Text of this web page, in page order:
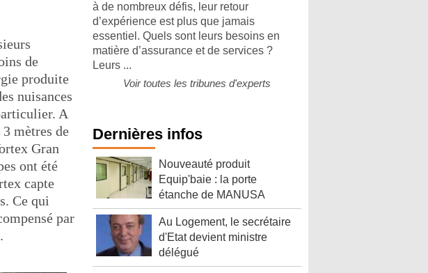
de
produite
nuisances
A
mètres de
Gran
ont été
capte
Ce qui
par
à de nombreux défis, leur retour
d’expérience est plus que jamais
essentiel. Quels sont leurs besoins en
matière d’assurance et de services ?
Leurs ...
Voir toutes les tribunes d'experts
Dernières infos
Nouveauté produit
Equip'baie : la porte
étanche de MANUSA
Au Logement, le secrétaire
d'Etat devient ministre
délégué